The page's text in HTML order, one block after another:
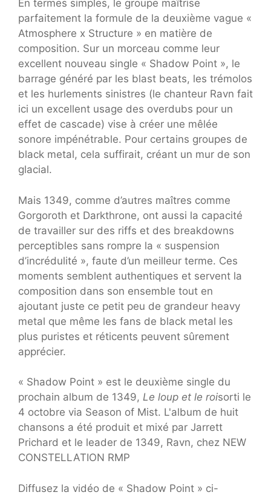
En termes simples, le groupe maîtrise
parfaitement la formule de la deuxième vague «
Atmosphere x Structure » en matière de
composition. Sur un morceau comme leur
excellent nouveau single « Shadow Point », le
barrage généré par les blast beats, les trémolos
et les hurlements sinistres (le chanteur Ravn fait
ici un excellent usage des overdubs pour un
effet de cascade) vise à créer une mêlée
sonore impénétrable. Pour certains groupes de
black metal, cela suffirait, créant un mur de son
glacial.
Mais 1349, comme d’autres maîtres comme
Gorgoroth et Darkthrone, ont aussi la capacité
de travailler sur des riffs et des breakdowns
perceptibles sans rompre la « suspension
d’incrédulité », faute d’un meilleur terme. Ces
moments semblent authentiques et servent la
composition dans son ensemble tout en
ajoutant juste ce petit peu de grandeur heavy
metal que même les fans de black metal les
plus puristes et réticents peuvent sûrement
apprécier.
« Shadow Point » est le deuxième single du
prochain album de 1349, Le loup et le roisorti le
4 octobre via Season of Mist. L'album de huit
chansons a été produit et mixé par Jarrett
Prichard et le leader de 1349, Ravn, chez NEW
CONSTELLATION RMP
Diffusez la vidéo de « Shadow Point » ci-